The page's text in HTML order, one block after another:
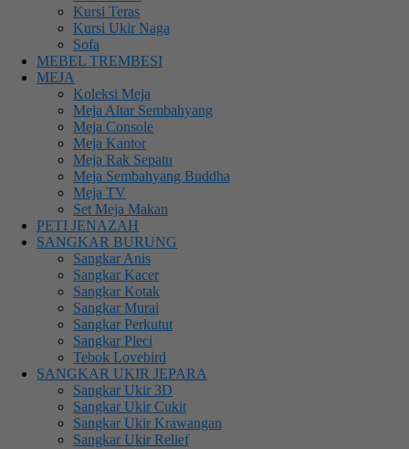
Kursi Teras
Kursi Ukir Naga
Sofa
MEBEL TREMBESI
MEJA
Koleksi Meja
Meja Altar Sembahyang
Meja Console
Meja Kantor
Meja Rak Sepatu
Meja Sembahyang Buddha
Meja TV
Set Meja Makan
PETI JENAZAH
SANGKAR BURUNG
Sangkar Anis
Sangkar Kacer
Sangkar Kotak
Sangkar Murai
Sangkar Perkutut
Sangkar Pleci
Tebok Lovebird
SANGKAR UKIR JEPARA
Sangkar Ukir 3D
Sangkar Ukir Cukit
Sangkar Ukir Krawangan
Sangkar Ukir Relief